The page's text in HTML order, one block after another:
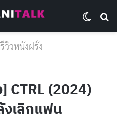
รีวิวหนังฝรั่ง
CTRL (2024)
เลิกแฟน